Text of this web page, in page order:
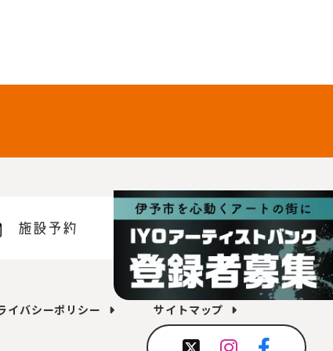
施設予約
イバシーポリシー サイトマップ